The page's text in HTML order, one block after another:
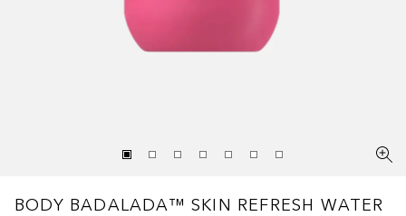
BODY BADALADA™ SKIN REFRESH WATER